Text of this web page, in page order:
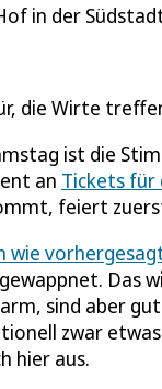
in der
die Wirte
ist die
an Tickets für
feiert
wie
Das
sind aber
zwar
hier aus.